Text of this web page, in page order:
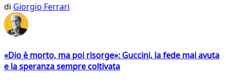
di Giorgio Ferrari
«Dio è morto, ma poi risorge»: Guccini, la fede mai avuta
e la speranza sempre coltivata